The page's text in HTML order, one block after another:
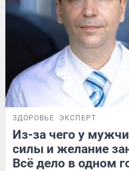
ЗДОРОВЬЕ ЭКСПЕРТ
Из-за чего у
силы и желание
Всё дело в одном